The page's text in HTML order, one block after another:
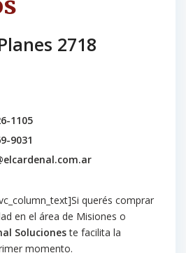
2718
1105
9031
querés comprar
en el área de Misiones o
Solucioneste facilita la
momento.